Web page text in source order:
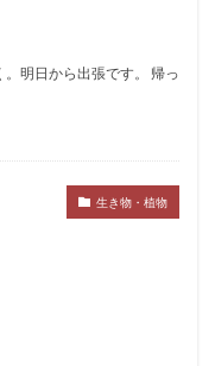
明日から出張です。 帰っ
生き物・植物